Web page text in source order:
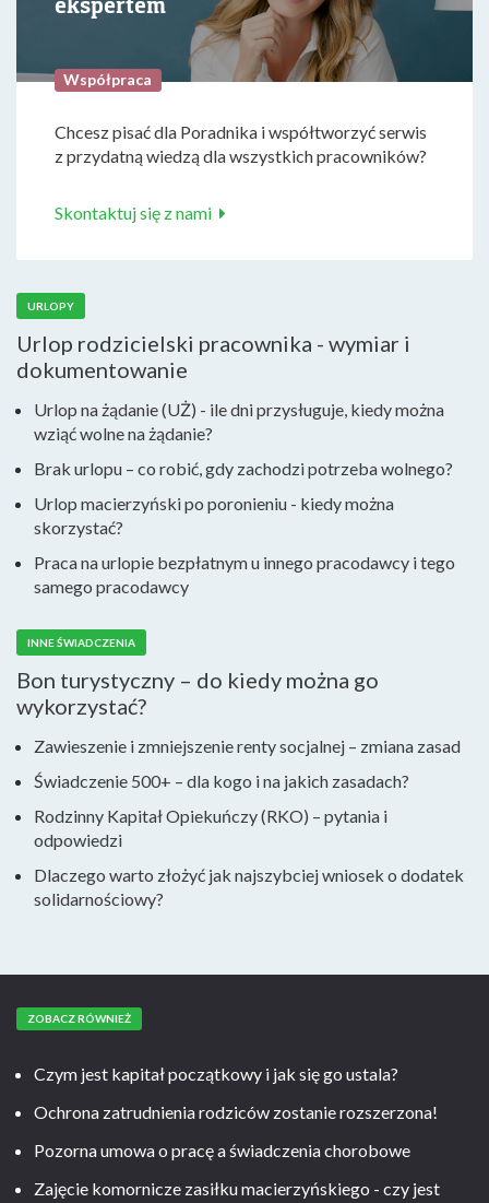
Współpraca
Chcesz pisać dla Poradnika i współtworzyć serwis
z przydatną wiedzą dla wszystkich pracowników?
Skontaktuj się z nami
URLOPY
Urlop rodzicielski pracownika - wymiar i
dokumentowanie
Urlop na żądanie (UŻ) - ile dni przysługuje, kiedy można
wziąć wolne na żądanie?
Brak urlopu – co robić, gdy zachodzi potrzeba wolnego?
Urlop macierzyński po poronieniu - kiedy można
skorzystać?
Praca na urlopie bezpłatnym u innego pracodawcy i tego
samego pracodawcy
INNE ŚWIADCZENIA
Bon turystyczny – do kiedy można go
wykorzystać?
Zawieszenie i zmniejszenie renty socjalnej – zmiana zasad
Świadczenie 500+ – dla kogo i na jakich zasadach?
Rodzinny Kapitał Opiekuńczy (RKO) – pytania i
odpowiedzi
Dlaczego warto złożyć jak najszybciej wniosek o dodatek
solidarnościowy?
ZOBACZ RÓWNIEŻ
Czym jest kapitał początkowy i jak się go ustala?
Ochrona zatrudnienia rodziców zostanie rozszerzona!
Pozorna umowa o pracę a świadczenia chorobowe
Zajęcie komornicze zasiłku macierzyńskiego - czy jest